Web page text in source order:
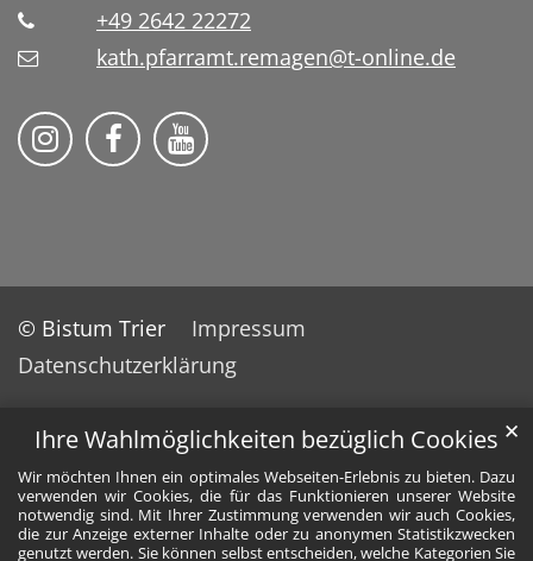
Ihre Wahlmöglichkeiten bezüglich Cookies
Wir möchten Ihnen ein optimales Webseiten-Erlebnis zu bieten. Dazu
verwenden wir Cookies, die für das Funktionieren unserer Website
notwendig sind. Mit Ihrer Zustimmung verwenden wir auch Cookies,
die zur Anzeige externer Inhalte oder zu anonymen Statistikzwecken
genutzt werden. Sie können selbst entscheiden, welche Kategorien Sie
✕
+49 2642 22272
kath.pfarramt.remagen@t-online.de
Pfarrei St. Franziskus Remagen auf
Pfarrei St. Franziskus
© Bistum Trier
Impressum
Datenschutzerklärung